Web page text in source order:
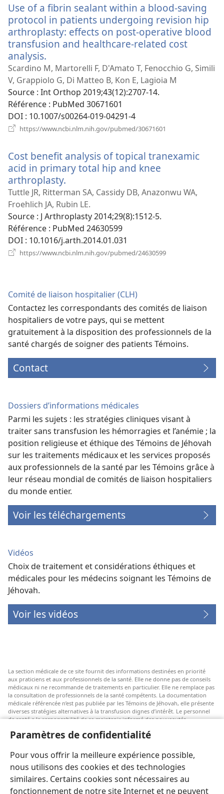
Paramètres de confidentialité
Pour vous offrir la meilleure expérience possible,
nous utilisons des cookies et des technologies
similaires. Certains cookies sont nécessaires au
fonctionnement de notre site Internet et ne peuvent
fenêtre)
Use of a fibrin sealant within a blood-saving
protocol in patients undergoing revision hip
arthroplasty: effects on post-operative blood
transfusion and healthcare-related cost
analysis.
une
nouvelle
fenêtre)
Scardino M, Martorelli F, D'Amato T, Fenocchio G, Simili
V, Grappiolo G, Di Matteo B, Kon E, Lagioia M
Source ‎: Int Orthop 2019;43(12):2707-14.
Référence ‎: PubMed 30671601
DOI ‎: 10.1007/s00264-019-04291-4
https://www.ncbi.nlm.nih.gov/pubmed/30671601
fenêtre)
Cost benefit analysis of topical tranexamic
acid in primary total hip and knee
arthroplasty.
une
nouvelle
fenêtre)
Tuttle JR, Ritterman SA, Cassidy DB, Anazonwu WA,
Froehlich JA, Rubin LE.
Source ‎: J Arthroplasty 2014;29(8):1512-5.
Référence ‎: PubMed 24630599
DOI ‎: 10.1016/j.arth.2014.01.031
https://www.ncbi.nlm.nih.gov/pubmed/24630599
Comité de liaison hospitalier (CLH)
Contactez les correspondants des comités de liaison
hospitaliers de votre pays, qui se mettent
gratuitement à la disposition des professionnels de la
santé chargés de soigner des patients Témoins.
Contact
Dossiers d’informations médicales
Parmi les sujets : les stratégies cliniques visant à
traiter sans transfusion les hémorragies et l’anémie ; la
position religieuse et éthique des Témoins de Jéhovah
sur les traitements médicaux et les services proposés
aux professionnels de la santé par les Témoins grâce à
leur réseau mondial de comités de liaison hospitaliers
du monde entier.
Voir les téléchargements
Vidéos
Choix de traitement et considérations éthiques et
médicales pour les médecins soignant les Témoins de
Jéhovah.
Voir les vidéos
La section médicale de ce site fournit des informations destinées en priorité
aux praticiens et aux professionnels de la santé. Elle ne donne pas de conseils
médicaux ni ne recommande de traitements en particulier. Elle ne remplace pas
la consultation de professionnels de la santé compétents. La documentation
médicale référencée n’est pas publiée par les Témoins de Jéhovah, elle présente
diverses stratégies alternatives à la transfusion dignes d’intérêt. Le personnel
de santé a la responsabilité de se maintenir informé des nouveautés
à faire des choix selon leur état de santé, leurs souhaits, leurs valeurs et leurs
acceptées par tous.
Patients : Consultez systématiquement votre médecin, ou tout autre
professionnel de la santé qualifié, pour être conseillé par rapport à un
problème médical ou à un traitement. Adressez-vous à un médecin si vous
pensez être malade.